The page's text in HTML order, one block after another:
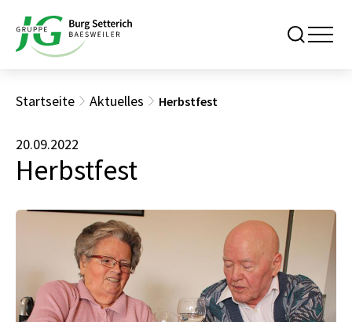
Startseite Aktuelles Herbstfest
20.09.2022
Herbstfest